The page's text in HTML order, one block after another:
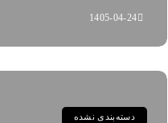
1405-04-24
دسته‌بندی نشده